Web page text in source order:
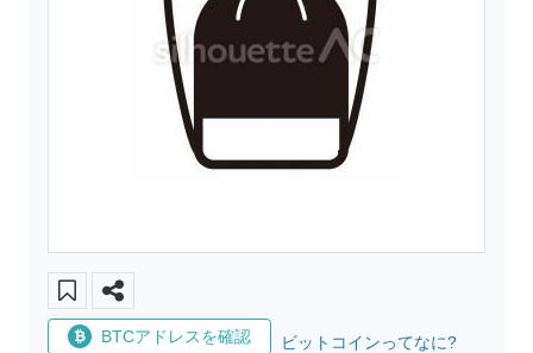
BTCアドレスを確認 ビットコインってなに?